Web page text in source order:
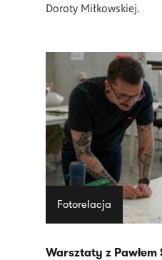
Doroty Miłkowskiej.
Fotorelacja
Warsztaty z Pawłem